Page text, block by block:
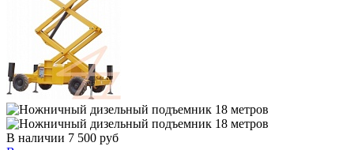
В наличии 7 500 руб